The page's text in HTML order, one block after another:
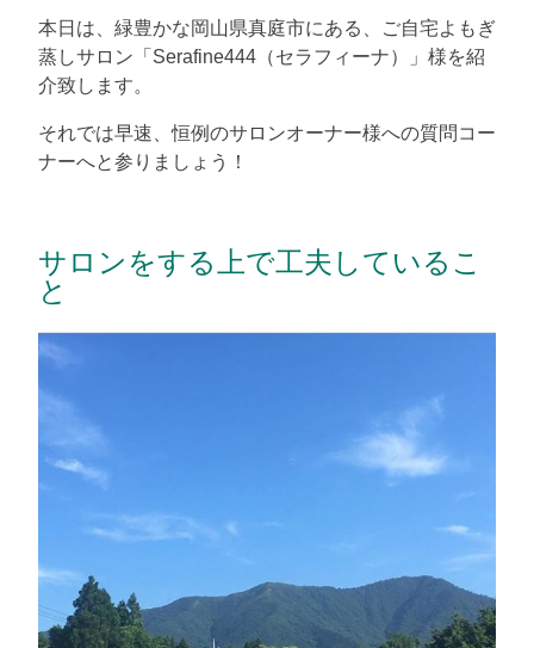
本日は、緑豊かな岡山県真庭市にある、ご自宅よもぎ
蒸しサロン「Serafine444（セラフィーナ）」様を紹
介致します。
それでは早速、恒例のサロンオーナー様への質問コー
ナーへと参りましょう！
サロンをする上で工夫しているこ
と